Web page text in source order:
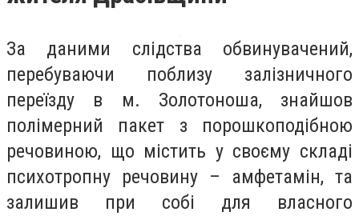
За даними слідства обвинувачений,
перебуваючи поблизу залізничного
переїзду в м. Золотоноша, знайшов
полімерний пакет з порошкоподібною
речовиною, що містить у своєму складі
психотропну речовину – амфетамін, та
залишив при собі для власного